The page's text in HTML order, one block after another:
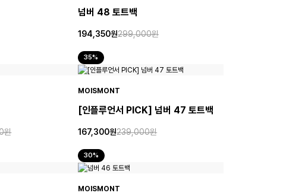
넘버 48 토트백
194,350원299,000원
35%
원
MOISMONT
[인플루언서 PICK] 넘버 47 토트백
167,300원239,000원
30%
MOISMONT